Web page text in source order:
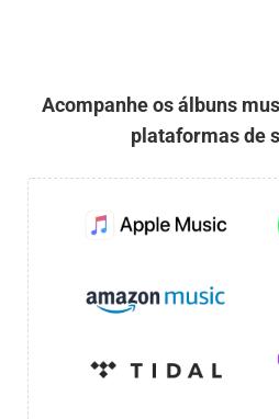
Acompanhe os álbuns
plataformas de